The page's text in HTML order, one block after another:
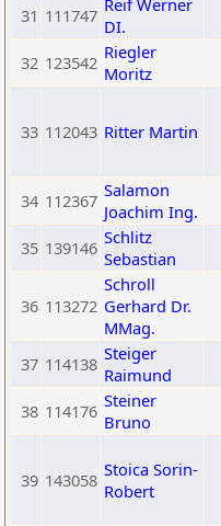
31 111747 Reif Werner
DI.
32 123542 Riegler
Moritz
33 112043 Ritter Martin
34 112367 Salamon
Joachim Ing.
35 139146 Schlitz
Sebastian
36 113272
Schroll
Gerhard Dr.
MMag.
37 114138 Steiger
Raimund
38 114176 Steiner
Bruno
39 143058 Stoica Sorin-
Robert